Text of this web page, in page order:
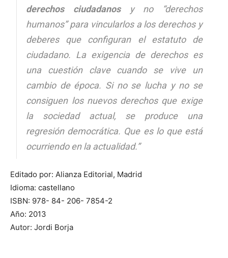
derechos ciudadanos
y no “derechos
humanos” para vincularlos a los derechos y
deberes que configuran el estatuto de
ciudadano. La exigencia de derechos es
una cuestión clave cuando se vive un
cambio de época. Si no se lucha y no se
consiguen los nuevos derechos que exige
la sociedad actual, se produce una
regresión democrática. Que es lo que está
ocurriendo en la actualidad.”
Editado por: Alianza Editorial, Madrid
Idioma: castellano
ISBN: 978- 84- 206- 7854-2
Año: 2013
Autor: Jordi Borja